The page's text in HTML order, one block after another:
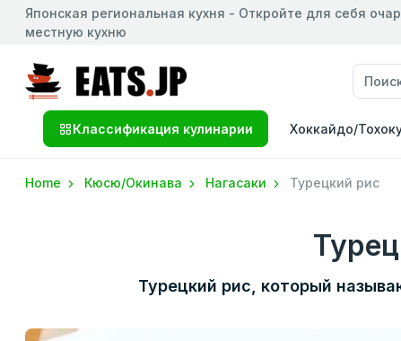
Японская региональная кухня - Откройте для себя
местную кухню
Классификация кулинарии Хоккайдо/
Home Кюсю/Окинава Нагасаки Турецкий рис
Турецкий рис, который